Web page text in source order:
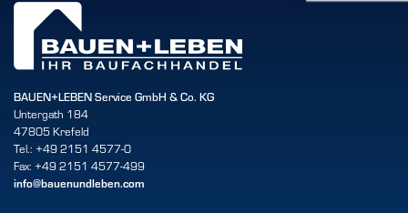
BAUEN+LEBEN Service GmbH & Co. KG
Untergath 184
47805 Krefeld
Tel.: +49 2151 4577-0
Fax: +49 2151 4577-499
info@bauenundleben.com